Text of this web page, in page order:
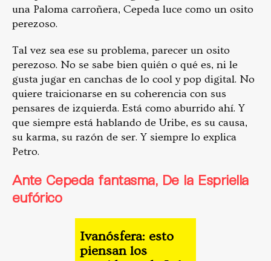
una Paloma carroñera, Cepeda luce como un osito
perezoso.
Tal vez sea ese su problema, parecer un osito
perezoso. No se sabe bien quién o qué es, ni le
gusta jugar en canchas de lo cool y pop digital. No
quiere traicionarse en su coherencia con sus
pensares de izquierda. Está como aburrido ahí. Y
que siempre está hablando de Uribe, es su causa,
su karma, su razón de ser. Y siempre lo explica
Petro.
Ante Cepeda fantasma, De la Espriella
eufórico
Ivanósfera: esto
piensan los